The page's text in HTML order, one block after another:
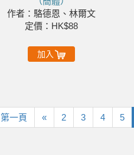
作者：駱德恩、林爾文
定價：HK$88
加入
第一頁
一
«上
一
2 3 4 5